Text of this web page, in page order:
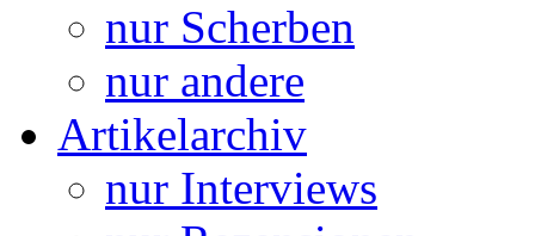
nur Scherben
nur andere
Artikelarchiv
nur Interviews